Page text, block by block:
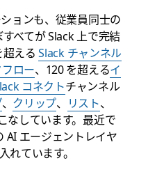
ョンも、従業員同士の
べてが Slack 上で完結
超えるSlack チャンネル
ロー、120 を超えるイ
コネクトチャンネル
、 クリップ、 リスト、
なしています。最近で
AI エージェントレイヤ
れています。